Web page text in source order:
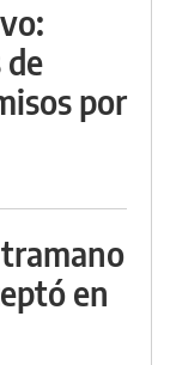
por
en